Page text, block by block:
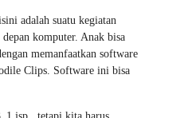
adalah suatu kegiatan
komputer. Anak bisa
memanfaatkan software
Clips. Software ini bisa